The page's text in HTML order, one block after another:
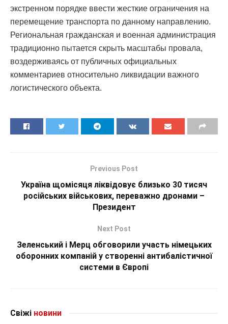
экстренном порядке ввести жесткие ограничения на
перемещение транспорта по данному направлению.
Региональная гражданская и военная администрация
традиционно пытается скрыть масштабы провала,
воздерживаясь от публичных официальных
комментариев относительно ликвидации важного
логистического объекта.
Previous Post
Україна щомісяця ліквідовує близько 30 тисяч
російських військових, переважно дронами –
Президент
Next Post
Зеленський і Мерц обговорили участь німецьких
оборонних компаній у створенні антибалістичної
системи в Європі
Свіжі новини